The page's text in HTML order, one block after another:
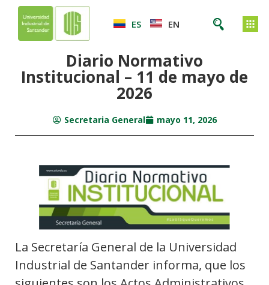
ES EN
Diario Normativo
Institucional – 11 de mayo de
2026
Secretaria General mayo 11, 2026
La Secretaría General de la Universidad
Industrial de Santander informa, que los